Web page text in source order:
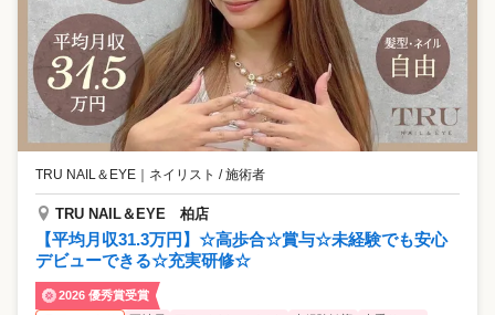
TRU NAIL＆EYE ｜ ネイリスト / 施術者
TRU NAIL＆EYE 柏店
【平均月収31.3万円】☆高歩合☆賞与☆未経験でも安心
デビューできる☆充実研修☆
2026 優秀賞受賞